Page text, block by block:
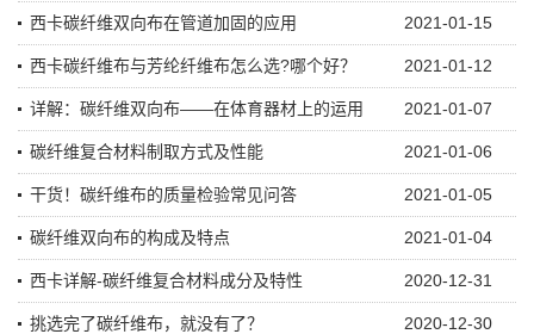
2021-01-15
西卡碳纤维双向布在管道加固的应用
2021-01-12
西卡碳纤维布与芳纶纤维布怎么选?哪个好？
2021-01-07
详解：碳纤维双向布——在体育器材上的运用
2021-01-06
碳纤维复合材料制取方式及性能
2021-01-05
干货！碳纤维布的质量检验常见问答
2021-01-04
碳纤维双向布的构成及特点
2020-12-31
西卡详解-碳纤维复合材料成分及特性
2020-12-30
挑选完了碳纤维布，就没有了？